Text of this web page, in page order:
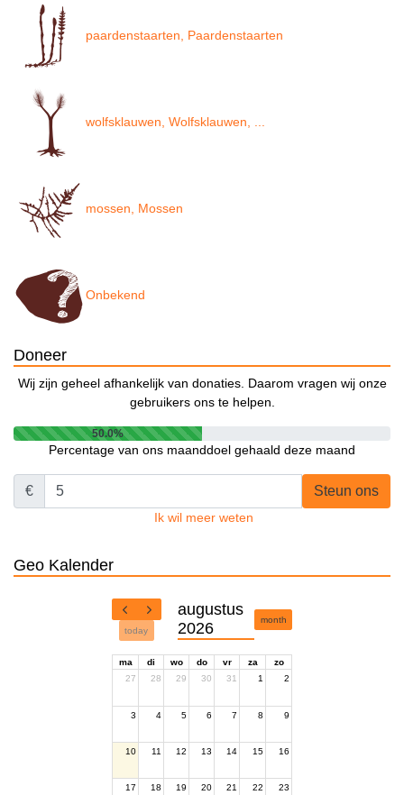
paardenstaarten, Paardenstaarten
wolfsklauwen, Wolfsklauwen, ...
mossen, Mossen
Onbekend
Doneer
Wij zijn geheel afhankelijk van donaties. Daarom vragen wij onze
gebruikers ons te helpen.
50.0%
Percentage van ons maanddoel gehaald deze maand
€ Steun ons
Ik wil meer weten
Geo Kalender
today
augustus
2026
month
ma di wo do vr za
zo
27
28 29 30 31 1 2
3 4 5 6 7 8 9
10 11 12 13 14 15 16
17 18 19 20 21 22 23